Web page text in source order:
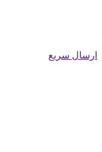
ارسال سریع